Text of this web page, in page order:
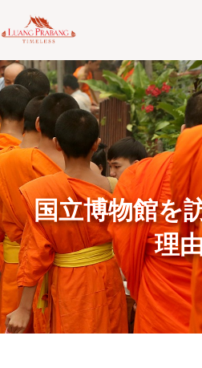
容
ス
キ
ッ
プ
国立博物館を
理